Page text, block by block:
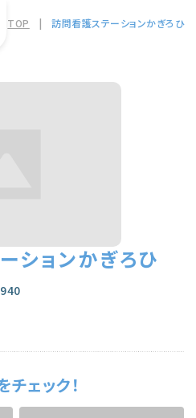
TOP | 訪問看護ステーションかぎろひ
ションかぎろひ
ェック！